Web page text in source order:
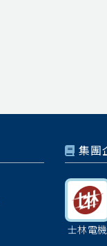
集團
士林電機